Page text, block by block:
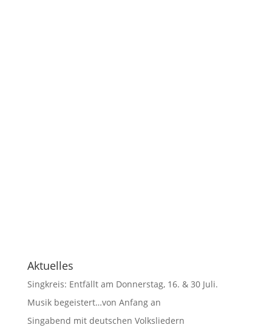
Aktuelles
Singkreis: Entfällt am Donnerstag, 16. & 30 Juli.
Musik begeistert…von Anfang an
Singabend mit deutschen Volksliedern